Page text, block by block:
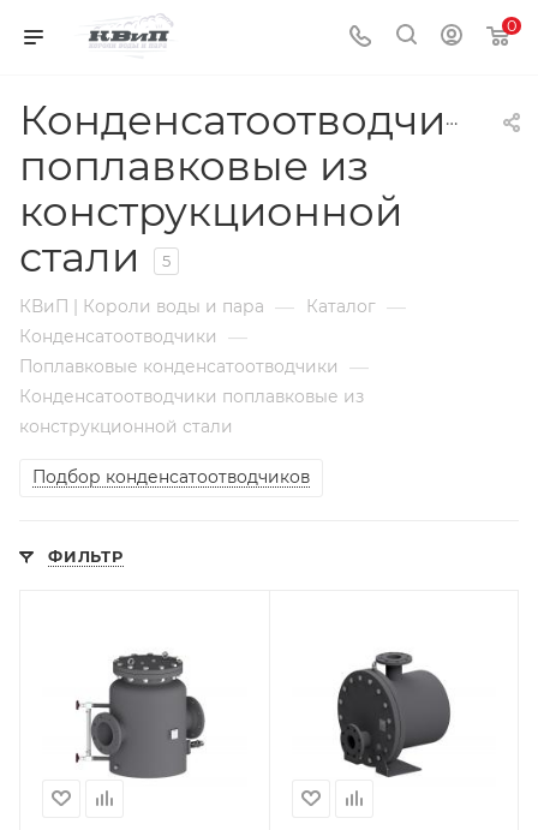
0
Конденсатоотводчики
поплавковые из
конструкционной
стали
5
КВиП | Короли воды и пара — Каталог —
Конденсатоотводчики —
Поплавковые конденсатоотводчики —
Конденсатоотводчики поплавковые из
конструкционной стали
Подбор конденсатоотводчиков
ФИЛЬТР